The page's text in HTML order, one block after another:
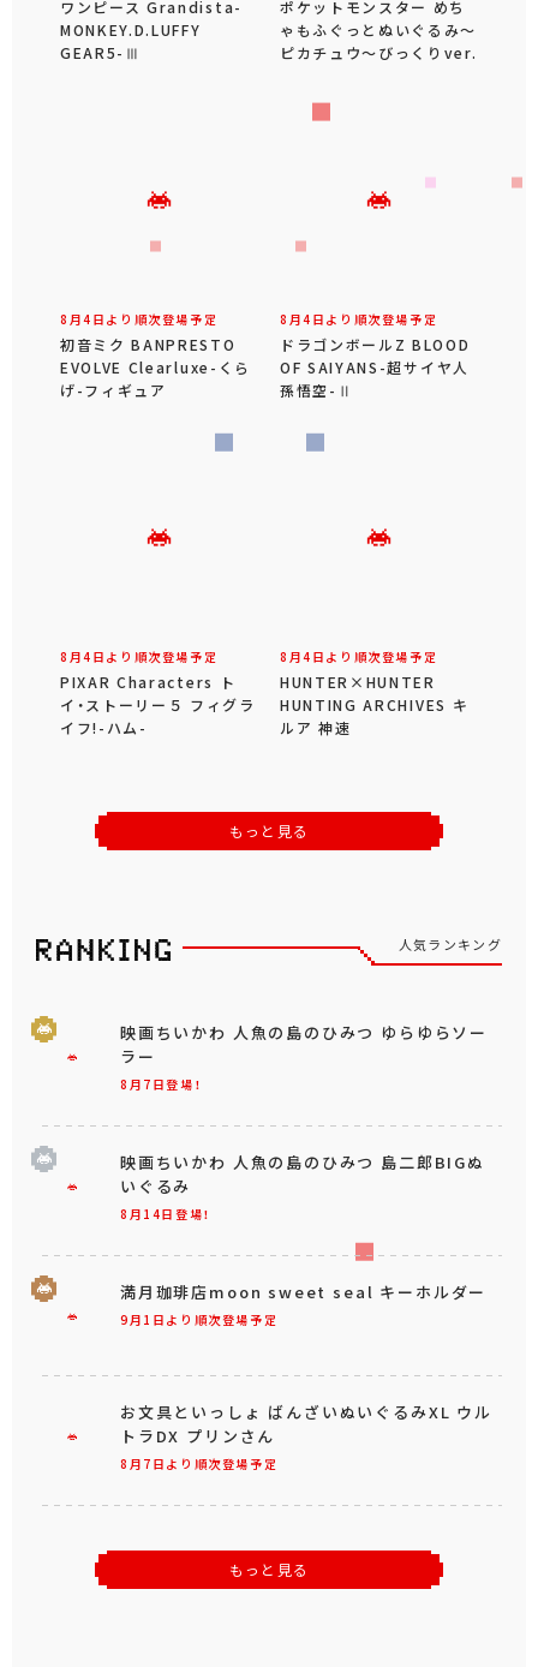
ワンピース Grandista-
MONKEY.D.LUFFY
GEAR5-Ⅲ
ポケットモンスター めち
ゃもふぐっとぬいぐるみ～
ピカチュウ～びっくりver.
8月4日より順次登場予定
初音ミク BANPRESTO
EVOLVE Clearluxe-くら
げ-フィギュア
8月4日より順次登場予定
ドラゴンボールZ BLOOD
OF SAIYANS-超サイヤ人
孫悟空-Ⅱ
8月4日より順次登場予定
PIXAR Characters ト
イ・ストーリー５ フィグラ
イフ!-ハム-
8月4日より順次登場予定
HUNTER×HUNTER
HUNTING ARCHIVES キ
ルア 神速
もっと見る
人気ランキング
8月7日登場！
映画ちいかわ 人魚の島のひみつ ゆらゆらソー
ラー
8月14日登場！
映画ちいかわ 人魚の島のひみつ 島二郎BIGぬ
いぐるみ
9月1日より順次登場予定
満月珈琲店moon sweet seal キーホルダー
8月7日より順次登場予定
お文具といっしょ ばんざいぬいぐるみXL ウル
トラDX プリンさん
もっと見る